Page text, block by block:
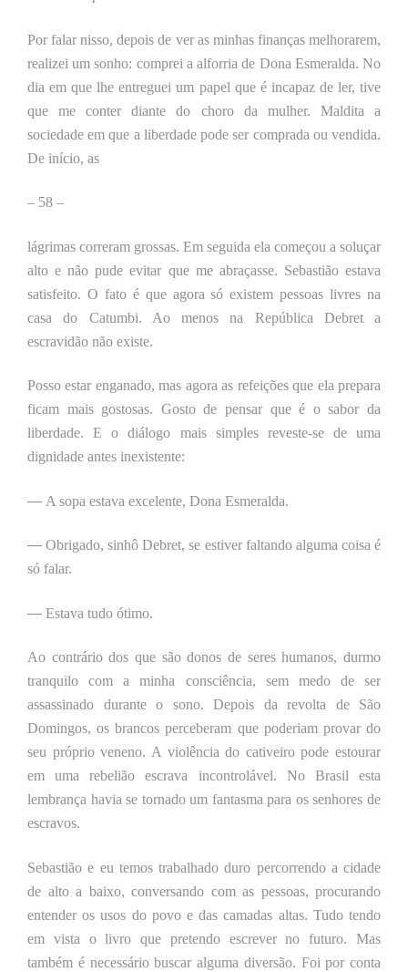
Por falar nisso, depois de ver as minhas finanças melhorarem,
realizei um sonho: comprei a alforria de Dona Esmeralda. No
dia em que lhe entreguei um papel que é incapaz de ler, tive
que me conter diante do choro da mulher. Maldita a
sociedade em que a liberdade pode ser comprada ou vendida.
De início, as
– 58 –
lágrimas correram grossas. Em seguida ela começou a soluçar
alto e não pude evitar que me abraçasse. Sebastião estava
satisfeito. O fato é que agora só existem pessoas livres na
casa do Catumbi. Ao menos na República Debret a
escravidão não existe.
Posso estar enganado, mas agora as refeições que ela prepara
ficam mais gostosas. Gosto de pensar que é o sabor da
liberdade. E o diálogo mais simples reveste-se de uma
dignidade antes inexistente:
— A sopa estava excelente, Dona Esmeralda.
—Obrigado, sinhô Debret, se estiver faltando alguma coisa é
só falar.
— Estava tudo ótimo.
Ao contrário dos que são donos de seres humanos, durmo
tranquilo com a minha consciência, sem medo de ser
assassinado durante o sono. Depois da revolta de São
Domingos, os brancos perceberam que poderiam provar do
seu próprio veneno. A violência do cativeiro pode estourar
em uma rebelião escrava incontrolável. No Brasil esta
lembrança havia se tornado um fantasma para os senhores de
escravos.
Sebastião e eu temos trabalhado duro percorrendo a cidade
de alto a baixo, conversando com as pessoas, procurando
entender os usos do povo e das camadas altas. Tudo tendo
em vista o livro que pretendo escrever no futuro. Mas
também é necessário buscar alguma diversão. Foi por conta